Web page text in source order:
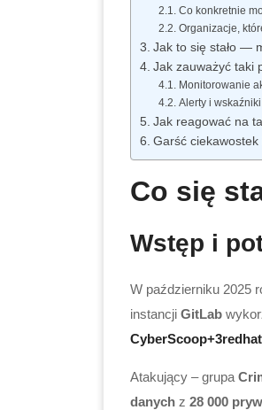
Co konkretnie
Organizacje,
Jak to się stało —
Jak zauważyć taki
Monitorowanie
Alerty i
Jak reagować na
Garść ciekawostek
Co się
Wstęp i
W październiku 2025
instancji GitLab
Atakujący – grupa
danych z 28 000